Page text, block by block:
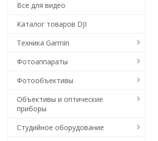
Все для видео
Каталог товаров DJI
Техника Garmin
Фотоаппараты
Фотообъективы
Объективы и оптические
приборы
Студийное оборудование